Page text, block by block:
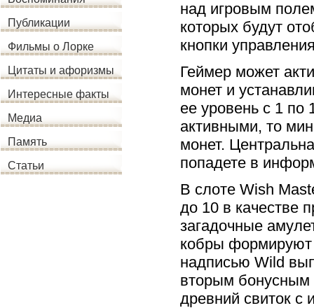
Публикации
Фильмы о Лорке
Цитаты и афоризмы
Интересные факты
Медиа
Память
Статьи
над игровым
которых будут
кнопки
Геймер может
монет и
ее уровень с 1 по
активными, то
монет.
попадете в
В слоте Wish
до 10 в качестве
загадочные
кобры формируют
надписью Wild
вторым бонусным
древний свиток